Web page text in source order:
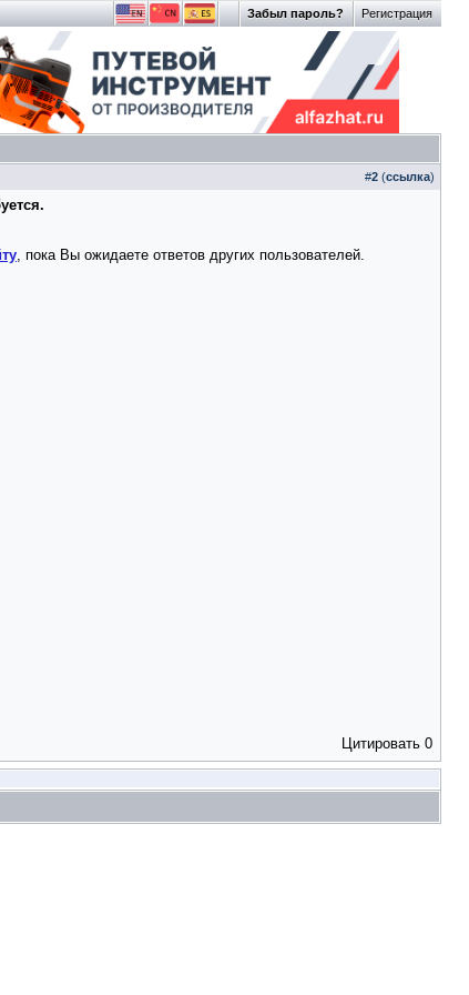
Регистрация
Забыл пароль?
#2 (ссылка)
, пока Вы ожидаете ответов других пользователей.
Цитировать 0